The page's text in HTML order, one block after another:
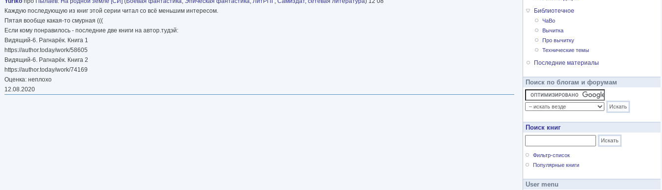
Каждую последующую из книг этой серии читал со всё меньшим интересом.
Пятая вообще какая-то смурная (((
Если кому понравилось - последние две книги на автор.тудэй:
Видящий-6. Рагнарёк. Книга 1
https://author.today/work/58605
Видящий-6. Рагнарёк. Книга 2
https://author.today/work/74169
Оценка: неплохо
12.08.2020
Библиотечное
ЧаВо
Вычитка
Про вычитку
Технические темы
Последние материалы
Поиск по блогам и форумам
Поиск книг
Фильтр-список
Популярные книги
User menu